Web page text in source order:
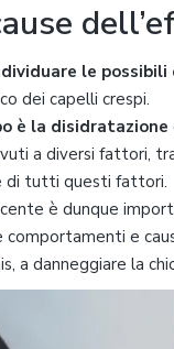
le possibili
dei capelli crespi.
è la disidratazione
a diversi fattori,
di tutti questi fattori.
è dunque
comportamenti e
a danneggiare la